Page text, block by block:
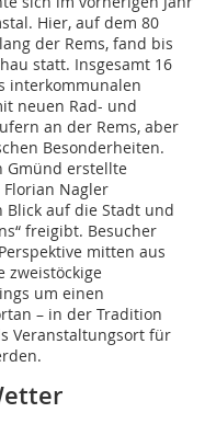
Hier, auf dem 80
der Rems, fand bis
statt. Insgesamt 16
interkommunalen
neuen Rad- und
an der Rems, aber
Besonderheiten.
Gmünd erstellte
Nagler
auf die Stadt und
freigibt. Besucher
mitten aus
zweistöckige
um einen
– in der Tradition
Veranstaltungsort für